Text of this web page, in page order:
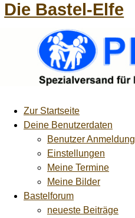
Die Bastel-Elfe
Zur Startseite
Deine Benutzerdaten
Benutzer Anmeldung
Einstellungen
Meine Termine
Meine Bilder
Bastelforum
neueste Beiträge